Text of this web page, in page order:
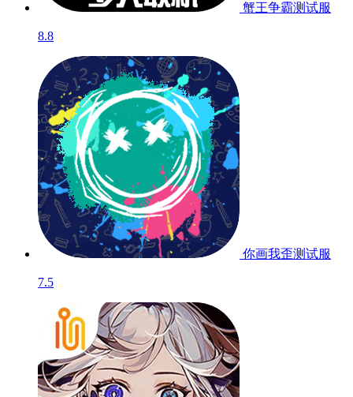
蟹王争霸测试服
8.8
你画我歪测试服
7.5